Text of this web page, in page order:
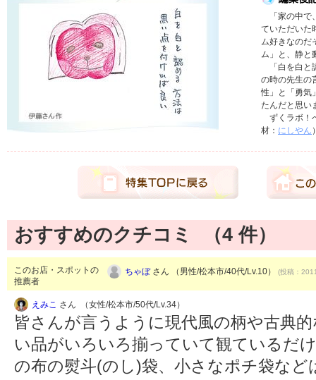
「家の中で
ていただいた
ム好きなのだ
ム」と、静と
「白を白と
の時の先生の
性」と「勇気
たんだと思い
ずくラボ！
材： にしやん
おすすめのクチコミ （4 件）
このお店・スポットの
推薦者
ちゃぼさん （男性/松本市/40代/Lv.10） (投稿：
えみこ さん （女性/松本市/50代/Lv.34）
皆さんが言うように現代風の柄や古典
い品がいろいろ揃っていて観ているだ
の布の熨斗(のし)袋、小さなポチ袋な